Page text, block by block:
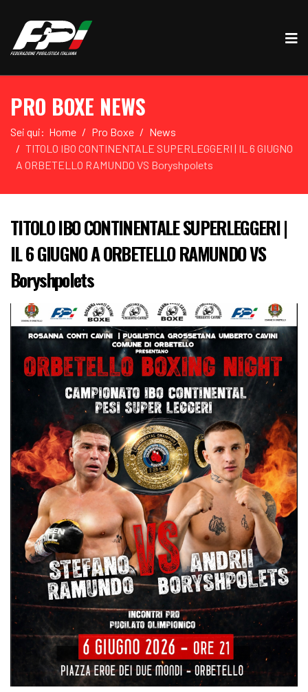
PRO BOXE NEWS
Sei qui: Home Pro Boxe
News
TITOLO IBO CONTINENTALE SUPERLEGGERI | IL 6 GIUGNO
A ORBETELLO RAMUNDO VS Boryshpolets
TITOLO IBO CONTINENTALE SUPERLEGGERI |
IL 6 GIUGNO A ORBETELLO RAMUNDO VS
Boryshpolets